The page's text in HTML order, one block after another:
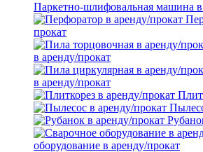
Паркетно-шлифовальная машина в
прокат
в аренду/прокат
в аренду/прокат
оборудование в аренду/прокат